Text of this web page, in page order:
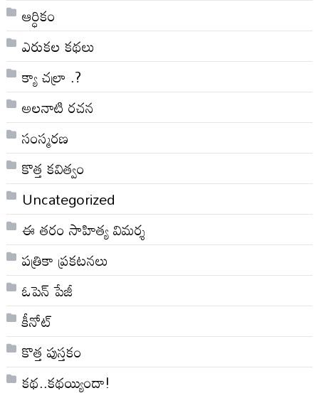
ఆర్ధికం
ఎరుకల కథలు
క్యా చల్రా .?
అలనాటి రచన
సంస్మరణ
కొత్త కవిత్వం
Uncategorized
ఈ తరం సాహిత్య విమర్శ
పత్రికా ప్రకటనలు
ఓపెన్ పేజీ
కీనోట్
కొత్త పుస్తకం
కథ..కథయ్యిందా!